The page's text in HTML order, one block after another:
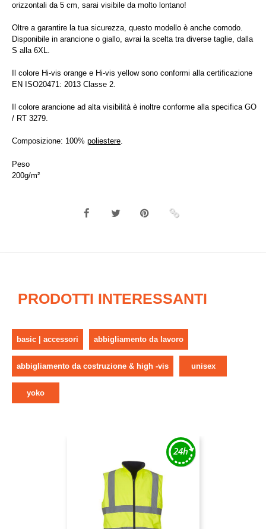
orizzontali da 5 cm, sarai visibile da molto lontano!
Oltre a garantire la tua sicurezza, questo modello è anche comodo.
Disponibile in arancione o giallo, avrai la scelta tra diverse taglie, dalla
S alla 6XL.
Il colore Hi-vis orange e Hi-vis yellow sono conformi alla certificazione
EN ISO20471: 2013 Classe 2.
Il colore arancione ad alta visibilità è inoltre conforme alla specifica GO
/ RT 3279.
Composizione: 100% poliestere.
Peso
200g/m²
PRODOTTI INTERESSANTI
basic | accessori abbigliamento da lavoro
abbigliamento da costruzione & high -vis unisex
yoko